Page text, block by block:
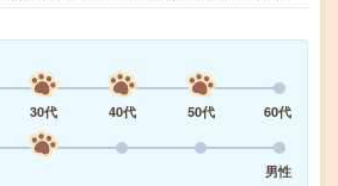
30代 40代 50代
60代
男性